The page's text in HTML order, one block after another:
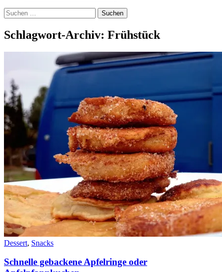
Suchen
nach:
Schlagwort-Archiv: Frühstück
Dessert, Snacks
Schnelle gebackene Apfelringe oder